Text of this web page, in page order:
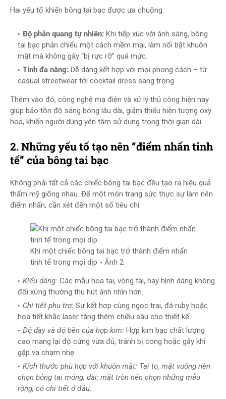
Hai yếu tố khiến bông tai bạc được ưa chuộng:
Độ phản quang tự nhiên: Khi tiếp xúc với ánh sáng, bông
tai bạc phản chiếu một cách mềm mại, làm nổi bật khuôn
mặt mà không gây “bị rực rỡ” quá mức.
Tính đa năng: Dễ dàng kết hợp với mọi phong cách – từ
casual streetwear tới cocktail dress sang trọng.
Thêm vào đó, công nghệ mạ điện và xử lý thủ công hiện nay
giúp bảo tồn độ sáng bóng lâu dài, giảm thiểu hiện tượng oxy
hoá, khiến người dùng yên tâm sử dụng trong thời gian dài.
2. Những yếu tố tạo nên “điểm nhấn tinh
tế” của bông tai bạc
Không phải tất cả các chiếc bông tai bạc đều tạo ra hiệu quả
thẩm mỹ giống nhau. Để một món trang sức thực sự làm nên
điểm nhấn, cần xét đến một số tiêu chí:
Khi một chiếc bông tai bạc trở thành điểm nhấn
tinh tế trong mọi dịp - Ảnh 2
Kiểu dáng: Các mẫu hoa tai, vòng tai, hay hình dáng không
đối xứng thường thu hút ánh nhìn hơn.
Chi tiết phụ trợ: Sự kết hợp cùng ngọc trai, đá ruby hoặc
họa tiết khắc laser tăng thêm chiều sâu cho thiết kế.
Độ dày và độ bền của hợp kim: Hợp kim bạc chất lượng
cao mang lại độ cứng vừa đủ, tránh bị cong hoặc gãy khi
gặp va chạm nhẹ.
Kích thước phù hợp với khuôn mặt: Tai to, mặt vuông nên
chọn bông tai mỏng, dài; mặt tròn nên chọn những mẫu
rộng, có chi tiết ở đầu.